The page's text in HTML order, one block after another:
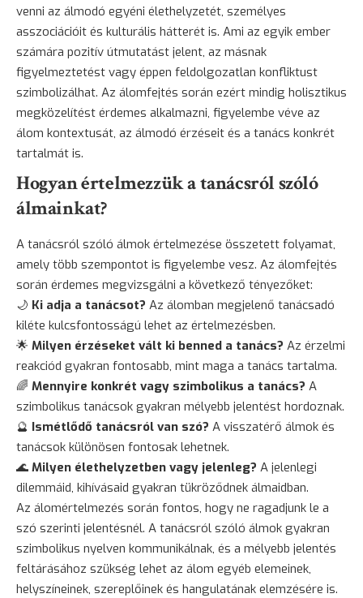
venni az álmodó egyéni élethelyzetét, személyes
asszociációit és kulturális hátterét is. Ami az egyik ember
számára pozitív útmutatást jelent, az másnak
figyelmeztetést vagy éppen feldolgozatlan konfliktust
szimbolizálhat. Az álomfejtés során ezért mindig holisztikus
megközelítést érdemes alkalmazni, figyelembe véve az
álom kontextusát, az álmodó érzéseit és a tanács konkrét
tartalmát is.
Hogyan értelmezzük a tanácsról szóló
álmainkat?
A tanácsról szóló álmok értelmezése összetett folyamat,
amely több szempontot is figyelembe vesz. Az álomfejtés
során érdemes megvizsgálni a következő tényezőket:
🌙 Ki adja a tanácsot? Az álomban megjelenő tanácsadó
kiléte kulcsfontosságú lehet az értelmezésben.
🌟 Milyen érzéseket vált ki benned a tanács? Az érzelmi
reakciód gyakran fontosabb, mint maga a tanács tartalma.
🌈 Mennyire konkrét vagy szimbolikus a tanács? A
szimbolikus tanácsok gyakran mélyebb jelentést hordoznak.
🔮 Ismétlődő tanácsról van szó? A visszatérő álmok és
tanácsok különösen fontosak lehetnek.
🌊 Milyen élethelyzetben vagy jelenleg? A jelenlegi
dilemmáid, kihívásaid gyakran tükröződnek álmaidban.
Az álomértelmezés során fontos, hogy ne ragadjunk le a
szó szerinti jelentésnél. A tanácsról szóló álmok gyakran
szimbolikus nyelven kommunikálnak, és a mélyebb jelentés
feltárásához szükség lehet az álom egyéb elemeinek,
helyszíneinek, szereplőinek és hangulatának elemzésére is.